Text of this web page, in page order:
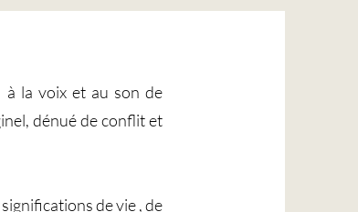
à la voix et au son de
dénué de conflit et
de vie , de